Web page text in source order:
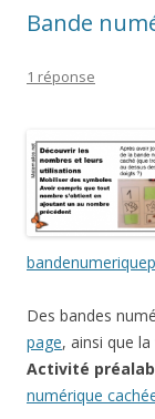
Bande
1 réponse
Des bandes
page, ainsi que
Activité
numérique